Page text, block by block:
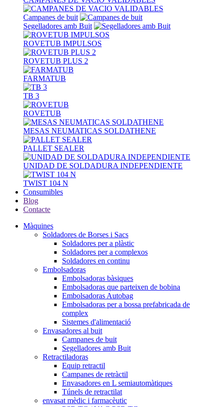
Campanes de buit
Segelladores amb Buit
ROVETUB IMPULSOS
ROVETUB PLUS 2
FARMATUB
TB 3
ROVETUB
MESAS NEUMATICAS SOLDATHENE
PALLET SEALER
UNIDAD DE SOLDADURA INDEPENDIENTE
TWIST 104 N
Consumibles
Blog
Contacte
Màquines
Soldadores de Borses i Sacs
Soldadores per a plàstic
Soldadores per a complexos
Soldadores en continu
Embolsadoras
Embolsadoras bàsiques
Embolsadoras que parteixen de bobina
Embolsadoras Autobag
Embolsadoras per a bossa prefabricada de
complex
Sistemes d'alimentació
Envasadores al buit
Campanes de buit
Segelladores amb Buit
Retractiladoras
Equip retractil
Campanes de retràctil
Envasadores en L semiautomàtiques
Túnels de retractilat
envasat mèdic i farmacèutic